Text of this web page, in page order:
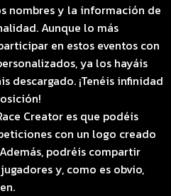
nombres y la información de
Aunque lo más
en estos eventos con
ya los hayáis
descargado. ¡Tenéis infinidad
Creator es que podéis
con un logo creado
podréis compartir
y, como es obvio,